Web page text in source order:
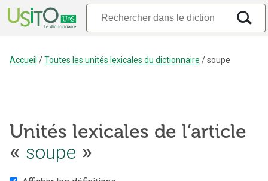
Accueil /Toutes les unités lexicales du dictionnaire /soupe
Unités lexicales de l’article
« soupe »